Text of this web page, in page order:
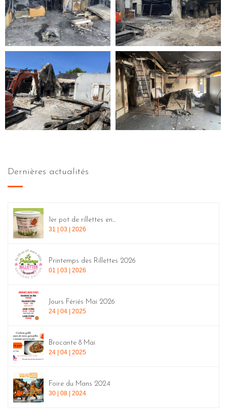
Dernières actualités
1er pot de rillettes en...
31 | 03 | 2026
Printemps des Rillettes 2026
01 | 03 | 2026
Jours Fériés Mai 2026
24 | 04 | 2025
Brocante 8 Mai
24 | 04 | 2025
Foire du Mans 2024
30 | 08 | 2024